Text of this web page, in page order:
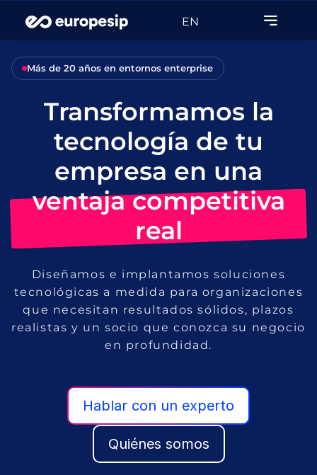
EN
Más de 20 años en entornos enterprise
Transformamos la
tecnología de tu
empresa en una
ventaja competitiva
real
Diseñamos e implantamos soluciones
tecnológicas a medida para organizaciones
que necesitan resultados sólidos, plazos
realistas y un socio que conozca su negocio
en profundidad.
Hablar con un experto
Quiénes somos